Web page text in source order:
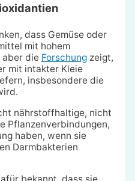
dass Gemüse oder
mit hohem
aber die Forschungzeigt,
mit intakter Kleie
insbesondere die
nährstoffhaltige, nicht
Pflanzenverbindungen,
haben, wenn sie
Darmbakterien